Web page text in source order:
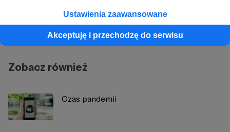
Ustawienia zaawansowane
Akceptuję i przechodzę do serwisu
Zobacz profil autora
Zobacz również
Czas pandemii